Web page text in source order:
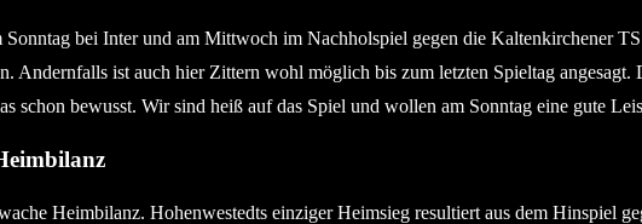
bei Inter und am Mittwoch im Nachholspiel gegen die Kaltenkirchener
Andernfalls ist auch hier Zittern wohl möglich bis zum letzten Spieltag
schon bewusst. Wir sind heiß auf das Spiel und wollen am Sonntag eine gute
Heimbilanz. Hohenwestedts einziger Heimsieg resultiert aus dem Hinspiel